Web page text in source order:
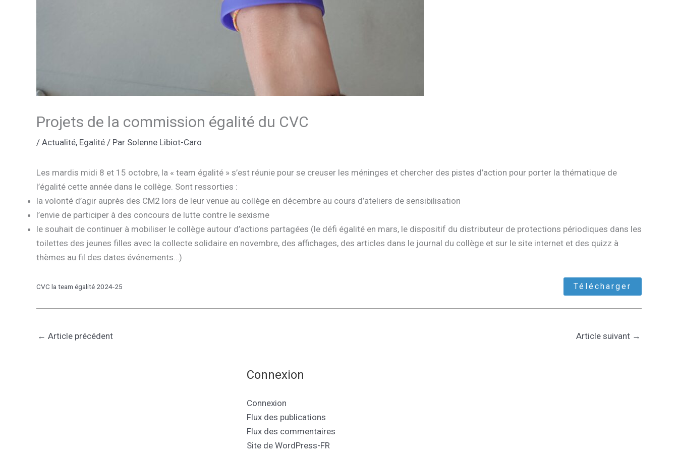
Projets de la commission égalité du CVC
/ Actualité, Egalité / Par Solenne Libiot-Caro
Les mardis midi 8 et 15 octobre, la « team égalité » s’est réunie pour se creuser les méninges et chercher des pistes d’action pour porter la thématique de
l’égalité cette année dans le collège. Sont ressorties :
la volonté d’agir auprès des CM2 lors de leur venue au collège en décembre au cours d’ateliers de sensibilisation
l’envie de participer à des concours de lutte contre le sexisme
le souhait de continuer à mobiliser le collège autour d’actions partagées (le défi égalité en mars, le dispositif du distributeur de protections périodiques dans les
toilettes des jeunes filles avec la collecte solidaire en novembre, des affichages, des articles dans le journal du collège et sur le site internet et des quizz à
thèmes au fil des dates événements…)
CVC la team égalité 2024-25 Télécharger
← Article précédent Article suivant →
Connexion
Connexion
Flux des publications
Flux des commentaires
Site de WordPress-FR